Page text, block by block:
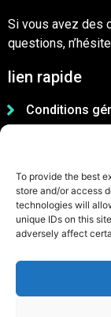
To provide the best
store and/or access
technologies will
unique IDs on this
adversely affect
Si vous avez des
questions,
lien rapide
Conditions
Charte de la
Politique de